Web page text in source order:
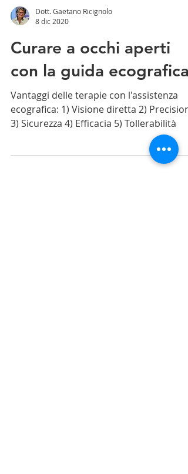
Dott. Gaetano Ricignolo
8 dic 2020
Curare a occhi aperti
con la guida ecografica
Vantaggi delle terapie con l'assistenza